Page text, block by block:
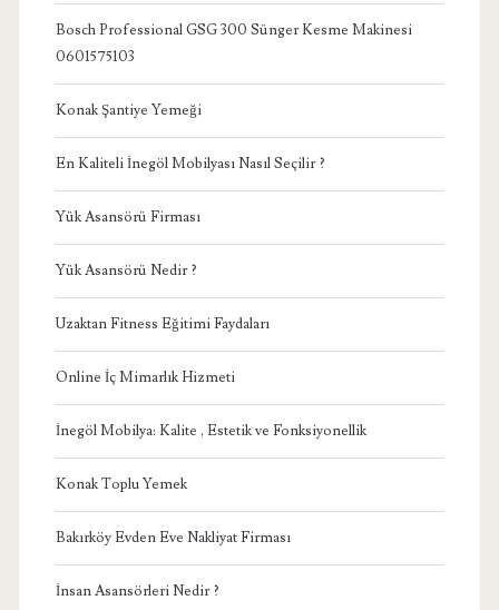
Bosch Professional GSG 300 Sünger Kesme Makinesi
0601575103
Konak Şantiye Yemeği
En Kaliteli İnegöl Mobilyası Nasıl Seçilir ?
Yük Asansörü Firması
Yük Asansörü Nedir ?
Uzaktan Fitness Eğitimi Faydaları
Online İç Mimarlık Hizmeti
İnegöl Mobilya: Kalite , Estetik ve Fonksiyonellik
Konak Toplu Yemek
Bakırköy Evden Eve Nakliyat Firması
İnsan Asansörleri Nedir ?